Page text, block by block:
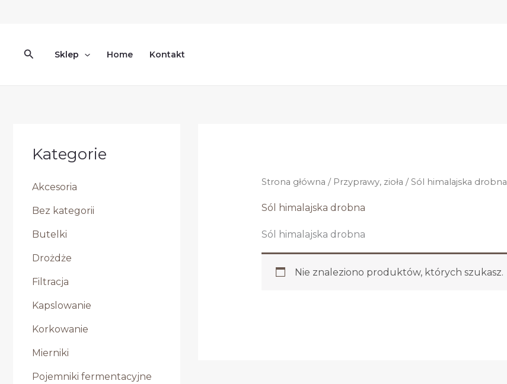
SzukajSklep Home Kontakt
Kategorie
Akcesoria
Bez kategorii
Butelki
Drożdże
Filtracja
Kapslowanie
Korkowanie
Mierniki
Pojemniki fermentacyjne
Strona główna / Przyprawy, zioła / Sól himalajska drobna
Sól himalajska drobna
Sól himalajska drobna
Nie znaleziono produktów, których szukasz.